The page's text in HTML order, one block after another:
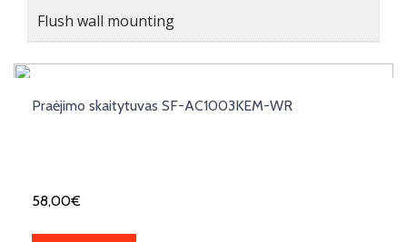
Flush wall mounting
Praėjimo skaitytuvas SF-AC1003KEM-WR
58,00€